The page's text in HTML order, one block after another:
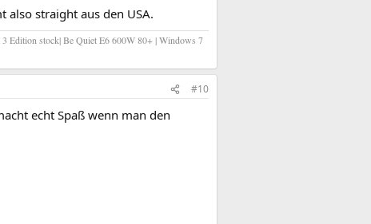
also straight aus den USA.
Edition stock| Be Quiet E6 600W 80+ | Windows 7
#10
echt Spaß wenn man den